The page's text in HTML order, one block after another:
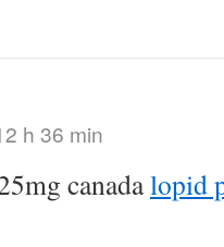
h 36 min
canadalopid